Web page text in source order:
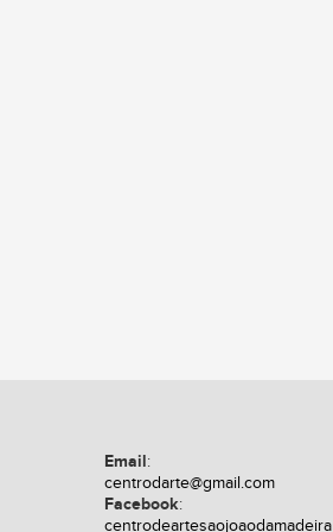
Email:
centrodarte@gmail.com
Facebook:
centrodeartesaojoaodamadeira